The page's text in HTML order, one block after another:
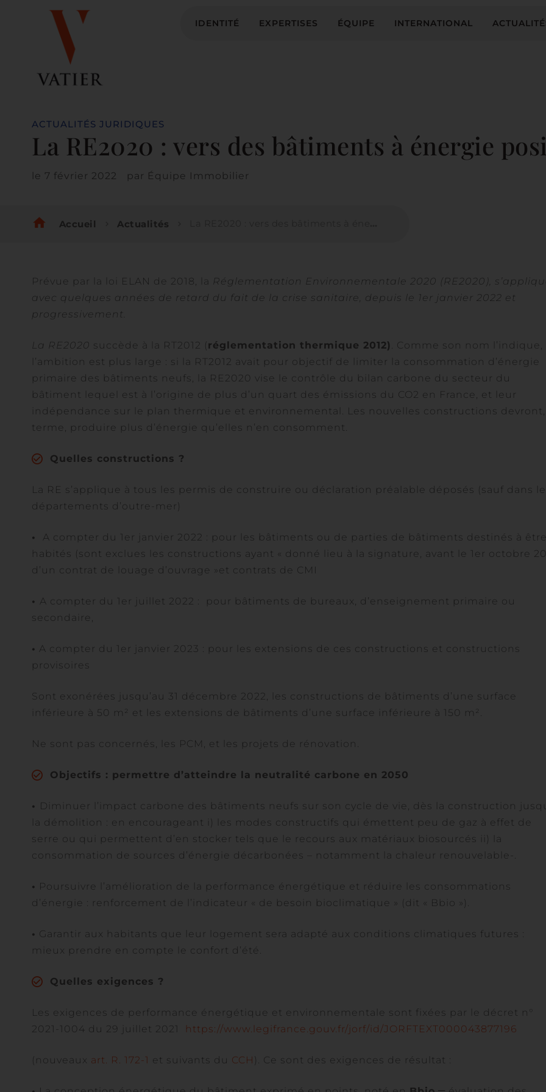
IDENTITÉ EXPERTISES ÉQUIPE INTERNATIONAL
ACTUALITÉS JURIDIQUES
La RE2020 : vers des bâtiments à énergie
le 7 février 2022 par Équipe Immobilier
home Accueil Actualités
Prévue par la loi ELAN de 2018, la Réglementation Environnementale 2020 (RE2020),
avec quelques années de retard du fait de la crise sanitaire, depuis le 1er janvier 2022 et
progressivement.
La RE2020 succède à la RT2012 ( réglementation thermique 2012) . Comme son nom l’indique,
l’ambition est plus large : si la RT2012 avait pour objectif de limiter la consommation d’énergie
primaire des bâtiments neufs, la RE2020 vise le contrôle du bilan carbone du secteur du
bâtiment lequel est à l’origine de plus d’un quart des émissions du CO2 en France, et leur
indépendance sur le plan thermique et environnemental. Les nouvelles constructions devront,
terme, produire plus d’énergie qu’elles n’en consomment.
Quelles constructions ?
La RE s’applique à tous les permis de construire ou déclaration préalable déposés (sauf dans
départements d’outre-mer)
•
A compter du 1er janvier 2022 : pour les bâtiments ou de parties de bâtiments destinés à être
habités (sont exclues les constructions ayant « donné lieu à la signature, avant le 1er octobre
d’un contrat de louage d’ouvrage
»et contrats de CMI
• A compter du 1er juillet 2022 : pour bâtiments de bureaux, d’enseignement primaire ou
secondaire,
• A compter du 1er janvier 2023 : pour les extensions de ces constructions et constructions
provisoires
Sont exonérées jusqu’au 31 décembre 2022, les constructions de bâtiments d’une surface
inférieure à 50 m² et les extensions de bâtiments d’une surface inférieure à 150 m².
Ne sont pas concernés, les PCM, et les projets de rénovation.
Objectifs : permettre d’atteindre la neutralité carbone en 2050
• Diminuer l’impact carbone des bâtiments neufs sur son cycle de vie, dès la construction
la démolition : en encourageant i) les modes constructifs qui émettent peu de gaz à effet de
serre ou qui permettent d’en stocker tels que le recours aux matériaux biosourcés ii) la
consommation de sources d’énergie décarbonées – notamment la chaleur renouvelable-.
• Poursuivre l’amélioration de la performance énergétique et réduire les consommations
d’énergie : renforcement de l’indicateur « de besoin bioclimatique » (dit « Bbio »).
• Garantir aux habitants que leur logement sera adapté aux conditions climatiques futures :
mieux prendre en compte le confort d’été.
Quelles exigences ?
Les exigences de performance énergétique et environnementale sont fixées par le décret n°
2021-1004 du 29 juillet 2021
https://www.legifrance.gouv.fr/jorf/id/JORFTEXT000043877196
(nouveaux art. R. 172-1 et suivants du CCH ). Ce sont des exigences de résultat :